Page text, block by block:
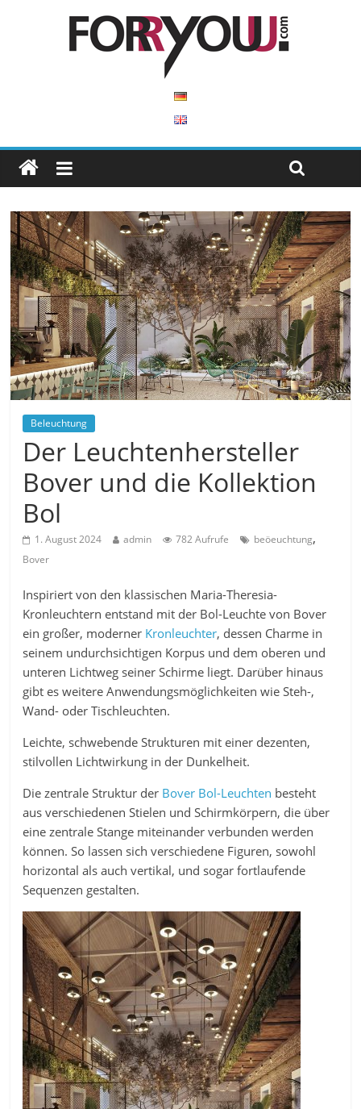
Beleuchtung
Der Leuchtenhersteller
Bover und die Kollektion
Bol
1. August 2024 admin 782 Aufrufe beöeuchtung,
Bover
Inspiriert von den klassischen Maria-Theresia-
Kronleuchtern entstand mit der Bol-Leuchte von Bover
ein großer, moderner Kronleuchter, dessen Charme in
seinem undurchsichtigen Korpus und dem oberen und
unteren Lichtweg seiner Schirme liegt. Darüber hinaus
gibt es weitere Anwendungsmöglichkeiten wie Steh-,
Wand- oder Tischleuchten.
Leichte, schwebende Strukturen mit einer dezenten,
stilvollen Lichtwirkung in der Dunkelheit.
Die zentrale Struktur der Bover Bol-Leuchten besteht
aus verschiedenen Stielen und Schirmkörpern, die über
eine zentrale Stange miteinander verbunden werden
können. So lassen sich verschiedene Figuren, sowohl
horizontal als auch vertikal, und sogar fortlaufende
Sequenzen gestalten.